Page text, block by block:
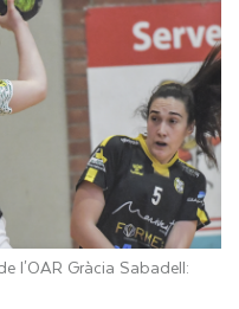
l'OAR Gràcia Sabadell: